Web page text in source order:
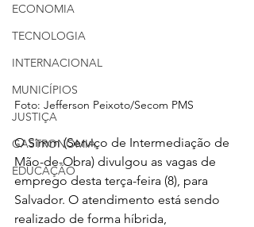
ECONOMIA
TECNOLOGIA
INTERNACIONAL
MUNICÍPIOS
JUSTIÇA
GASTRONOMIA
EDUCAÇÃO
Foto: Jefferson Peixoto/Secom PMS
O Simm (Serviço de Intermediação de
Mão-de-Obra) divulgou as vagas de
emprego desta terça-feira (8), para
Salvador. O atendimento está sendo
realizado de forma híbrida,